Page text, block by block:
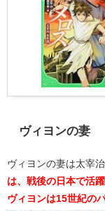
ヴィヨンの妻
ヴィヨンの妻は太宰
は、戦後の日本で活
ヴィヨンは15世紀の